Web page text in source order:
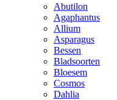
Abutilon
Agaphantus
Allium
Asparagus
Bessen
Bladsoorten
Bloesem
Cosmos
Dahlia